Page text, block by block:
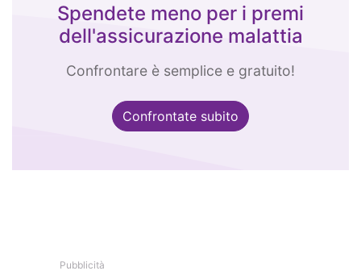
Spendete meno per i premi
dell'assicurazione malattia
Confrontare è semplice e gratuito!
Confrontate subito
Pubblicità